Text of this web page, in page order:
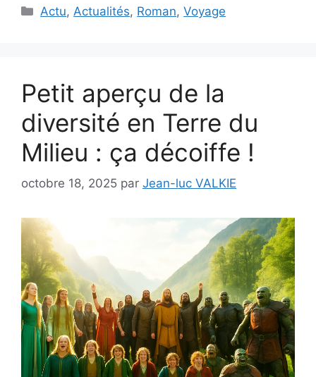
Catégories
Actu, Actualités, Roman,Voyage
Petit aperçu de la
diversité en Terre du
Milieu : ça décoiffe !
octobre 18, 2025 par Jean-luc VALKIE